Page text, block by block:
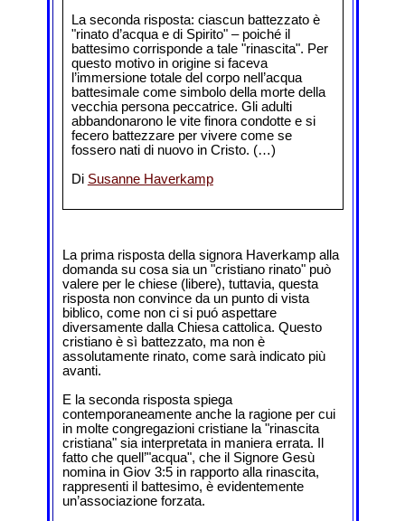
La seconda risposta: ciascun battezzato è
"rinato d’acqua e di Spirito" – poiché il
battesimo corrisponde a tale "rinascita". Per
questo motivo in origine si faceva
l’immersione totale del corpo nell’acqua
battesimale come simbolo della morte della
vecchia persona peccatrice. Gli adulti
abbandonarono le vite finora condotte e si
fecero battezzare per vivere come se
fossero nati di nuovo in Cristo. (…)
Di Susanne Haverkamp
La prima risposta della signora Haverkamp alla
domanda su cosa sia un "cristiano rinato" può
valere per le chiese (libere), tuttavia, questa
risposta non convince da un punto di vista
biblico, come non ci si puó aspettare
diversamente dalla Chiesa cattolica. Questo
cristiano è sì battezzato, ma non è
assolutamente rinato, come sarà indicato più
avanti.
E la seconda risposta spiega
contemporaneamente anche la ragione per cui
in molte congregazioni cristiane la "rinascita
cristiana" sia interpretata in maniera errata. Il
fatto che quell’"acqua", che il Signore Gesù
nomina in Giov 3:5 in rapporto alla rinascita,
rappresenti il battesimo, è evidentemente
un’associazione forzata.